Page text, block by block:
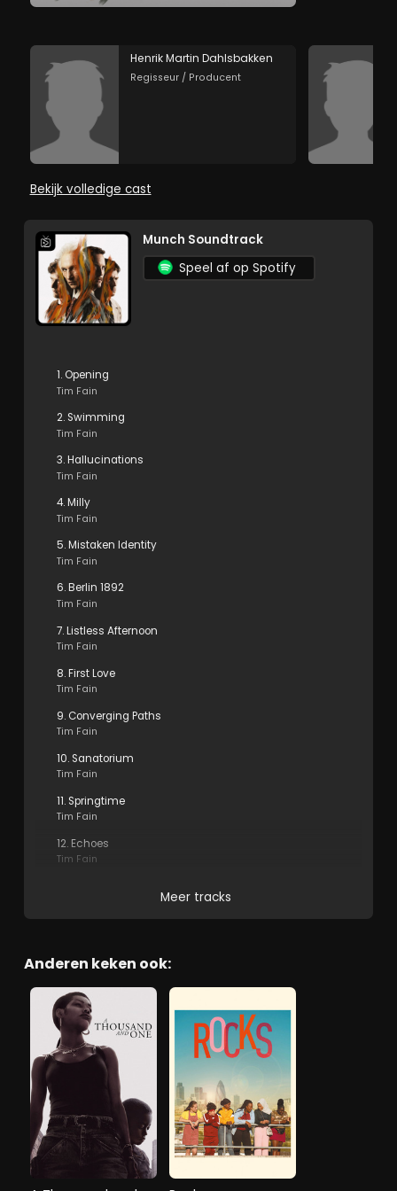
Henrik Martin Dahlsbakken
Regisseur / Producent
Bekijk volledige cast
Munch Soundtrack
Speel af op Spotify
1. Opening
Tim Fain
2. Swimming
Tim Fain
3. Hallucinations
Tim Fain
4. Milly
Tim Fain
5. Mistaken Identity
Tim Fain
6. Berlin 1892
Tim Fain
7. Listless Afternoon
Tim Fain
8. First Love
Tim Fain
9. Converging Paths
Tim Fain
10. Sanatorium
Tim Fain
11. Springtime
Tim Fain
12. Echoes
Tim Fain
Meer tracks
Anderen keken ook: